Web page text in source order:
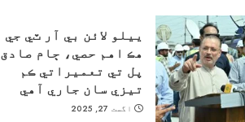
ييلو لائن بي آر ٽي جي
هڪ اهم حصي، ڄام صادق
پل تي تعميراتي ڪم
تيزي سان جاري آهي
اگست 27, 2025